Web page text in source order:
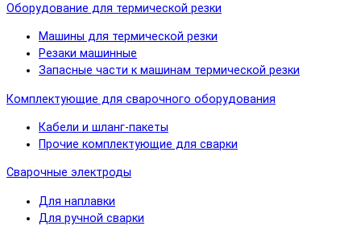
Оборудование для термической резки
Машины для термической резки
Резаки машинные
Запасные части к машинам термической резки
Комплектующие для сварочного оборудования
Кабели и шланг-пакеты
Прочие комплектующие для сварки
Сварочные электроды
Для наплавки
Для ручной сварки